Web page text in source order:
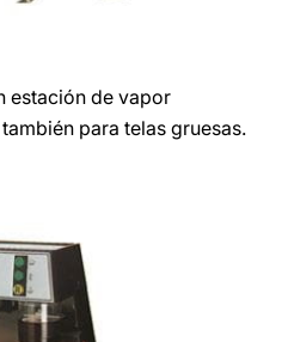
estación de vapor
para telas gruesas.